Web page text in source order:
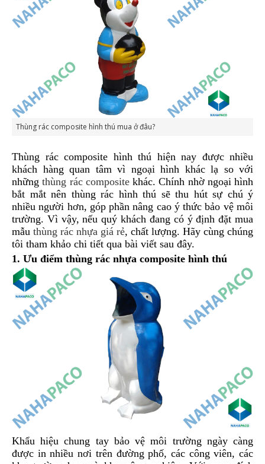
Thùng rác composite hình thú mua ở đâu?
Thùng rác composite hình thú hiện nay được nhiều
khách hàng quan tâm vì ngoại hình khác lạ so với
nhữngthùng rác compositekhác. Chính nhờ ngoại hình
bắt mắt nên thùng rác hình thú sẽ thu hút sự chú ý
nhiều người hơn, góp phần nâng cao ý thức bảo vệ môi
trường. Vì vậy, nếu quý khách đang có ý định đặt mua
mẫu thùng rác nhựa giá rẻ, chất lượng. Hãy cùng chúng
tôi tham khảo chi tiết qua bài viết sau đây.
1. Ưu điểm thùng rác nhựa composite hình thú
Khẩu hiệu chung tay bảo vệ môi trường ngày càng
được in nhiều nơi trên đường phố, các công viên, các